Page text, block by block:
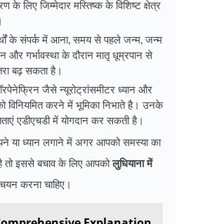
के लिए जिम्मेदार मस्तिष्क के विशिष्ट क्षेत्र
के संपर्क में आना, समय से पहले जन्म, जन्म
गर्भावस्था के दौरान मातृ धूम्रपान से
बढ़ सकता है।
जैसे न्यूरोट्रांसमीटर ध्यान और
विनियमित करने में भूमिका निभाते है। उनके
एडीएचडी में योगदान कर सकती है।
या ध्यान लगाने में अगर आपको समस्या का
तो इससे बचाव के लिए आपकोलुधियाना में
करना चाहिए।